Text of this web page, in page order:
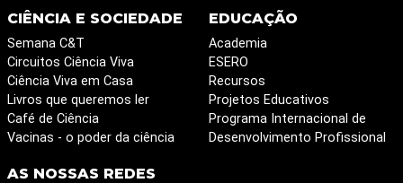
CIÊNCIA E SOCIEDADE
Semana C&T
Circuitos Ciência Viva
Ciência Viva em Casa
Livros que queremos ler
Café de Ciência
Vacinas - o poder da ciência
EDUCAÇÃO
Academia
ESERO
Recursos
Projetos Educativos
Programa Internacional de
Desenvolvimento Profissional
AS NOSSAS REDES